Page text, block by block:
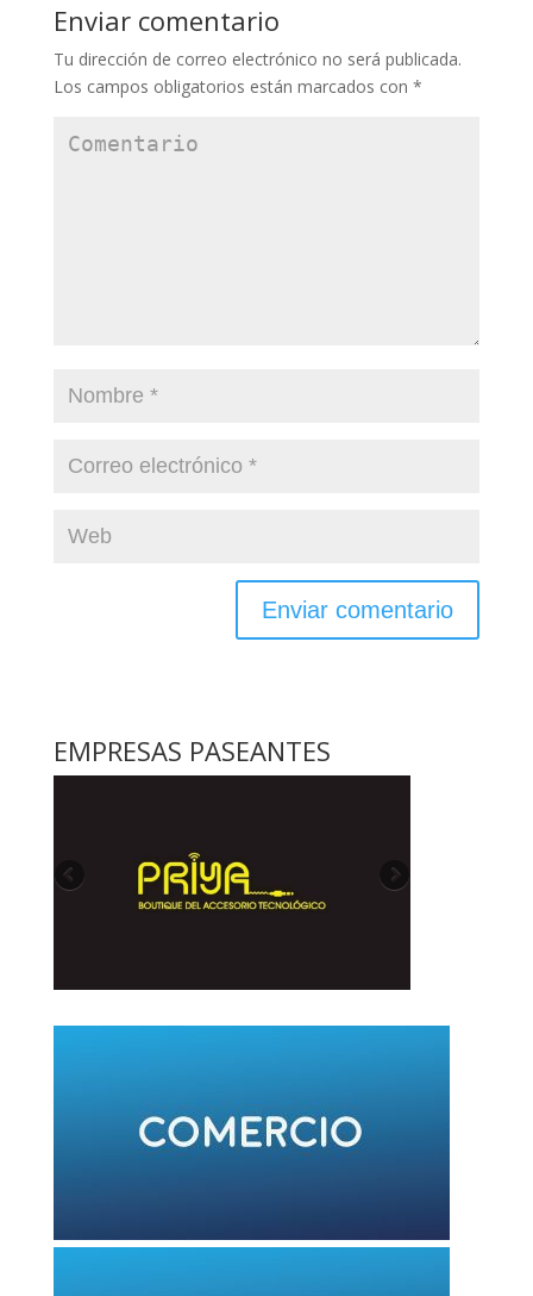
EMPRESAS PASEANTES
Enviar comentario
Tu dirección de correo electrónico no será publicada.
Los campos obligatorios están marcados con *